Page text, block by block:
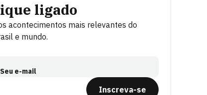
ligado
acontecimentos mais relevantes do
e mundo.
Seu e-mail
Inscreva-se